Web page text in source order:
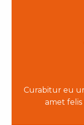
Curabitur eu
amet